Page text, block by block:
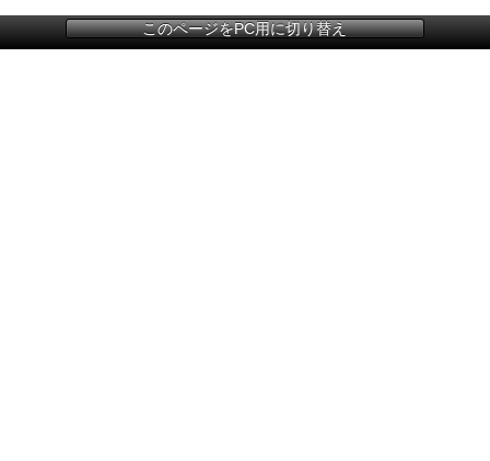
このページをPC用に切り替え